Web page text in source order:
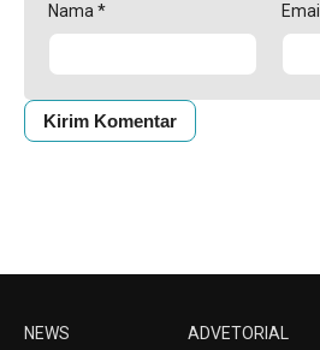
Nama * Email
NEWS
ADVETORIAL